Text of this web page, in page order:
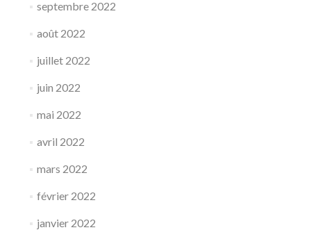
septembre 2022
août 2022
juillet 2022
juin 2022
mai 2022
avril 2022
mars 2022
février 2022
janvier 2022